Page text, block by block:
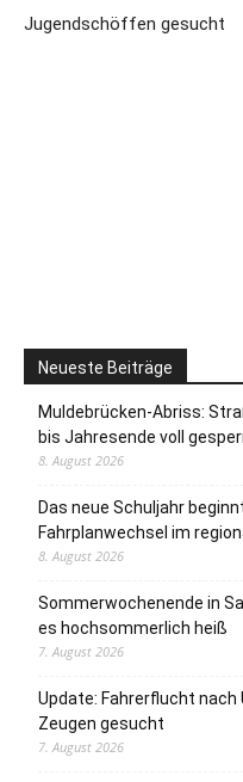
Jugendschöffen gesucht
Neueste Beiträge
Muldebrücken-Abriss:
bis Jahresende voll
8. August 2026
Das neue Schuljahr
Fahrplanwechsel im
8. August 2026
Sommerwochenende in
es hochsommerlich heiß
7. August 2026
Update: Fahrerflucht nach
Zeugen gesucht
7. August 2026